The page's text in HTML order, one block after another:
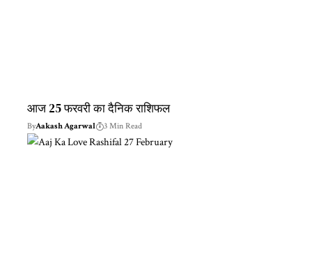
आज 25 फरवरी का दैनिक राशिफल
ByAakash Agarwal 3 Min Read